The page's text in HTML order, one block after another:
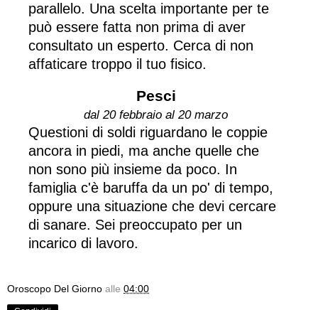
parallelo. Una scelta importante per te
può essere fatta non prima di aver
consultato un esperto. Cerca di non
affaticare troppo il tuo fisico.
Pesci
dal 20 febbraio al 20 marzo
Questioni di soldi riguardano le coppie
ancora in piedi, ma anche quelle che
non sono più insieme da poco. In
famiglia c'è baruffa da un po' di tempo,
oppure una situazione che devi cercare
di sanare. Sei preoccupato per un
incarico di lavoro.
Oroscopo Del Giorno alle 04:00